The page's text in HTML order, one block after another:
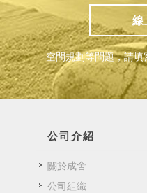
線
空間規劃等問題，請
公司介紹
關於成舍
公司組織